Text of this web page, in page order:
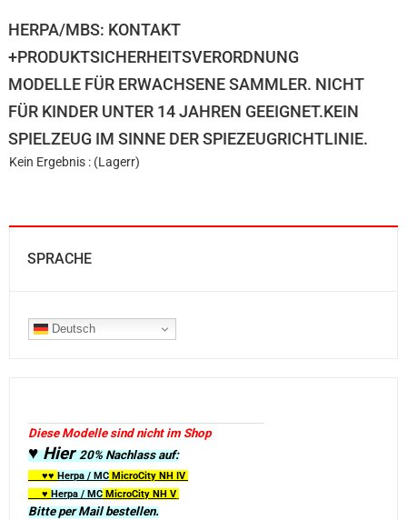
HERPA/MBS: KONTAKT
+PRODUKTSICHERHEITSVERORDNUNG
MODELLE FÜR ERWACHSENE SAMMLER. NICHT
FÜR KINDER UNTER 14 JAHREN GEEIGNET.KEIN
SPIELZEUG IM SINNE DER SPIEZEUGRICHTLINIE.
Kein Ergebnis : (Lagerr)
SPRACHE
Deutsch
Diese Modelle sind nicht im Shop
♥ Hier20% Nachlass auf:
♥♥ Herpa / MC MicroCity NH IV
♥ Herpa / MC MicroCity NH V
Bitte per Mail bestellen.